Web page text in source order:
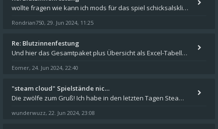
wollte fragen wie kann ich mods für das spiel schicksalsklinge in das spieleverzeichnis kopieren und in welches
Rondrian750, 29. Jun 2024, 11:25
Re: Blutzinnenfestung
Und hier das Gesamtpaket plus Übersicht als Excel-Tabelle: https://forum.schicksalsklinge.com/viewtopic.php?f=239&t=156
Eomer, 24. Jun 2024, 22:40
"steam cloud" Spielstände nic…
Die zwölfe zum Gruß! Ich habe in den letzten Tagen Steam auf meinem Desktop PC mit Windows 11 installiert und über Steam
wunderwuzz, 22. Jun 2024, 23:08